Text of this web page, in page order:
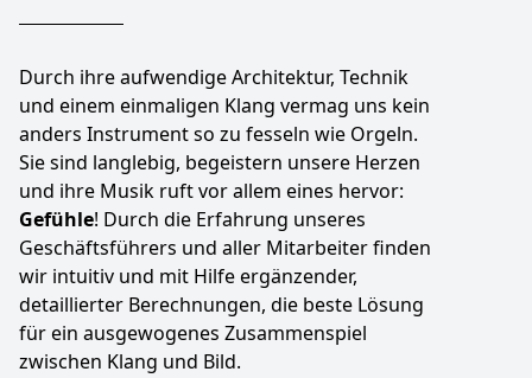
Durch ihre aufwendige Architektur, Technik
und einem einmaligen Klang vermag uns kein
anders Instrument so zu fesseln wie Orgeln.
Sie sind langlebig, begeistern unsere Herzen
und ihre Musik ruft vor allem eines hervor:
Gefühle! Durch die Erfahrung unseres
Geschäftsführers und aller Mitarbeiter finden
wir intuitiv und mit Hilfe ergänzender,
detaillierter Berechnungen, die beste Lösung
für ein ausgewogenes Zusammenspiel
zwischen Klang und Bild.